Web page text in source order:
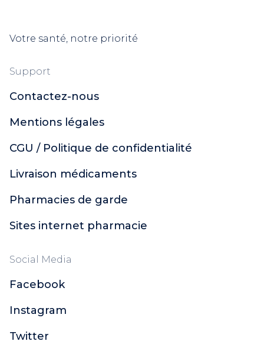
Votre santé, notre priorité
Support
Contactez-nous
Mentions légales
CGU / Politique de confidentialité
Livraison médicaments
Pharmacies de garde
Sites internet pharmacie
Social Media
Facebook
Instagram
Twitter